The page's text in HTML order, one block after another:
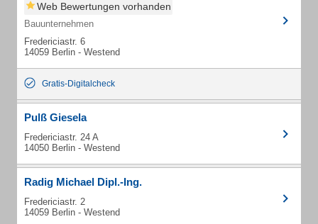
Web Bewertungen vorhanden
Bauunternehmen
Fredericiastr. 6
14059 Berlin - Westend
Gratis-Digitalcheck
Pulß Giesela
Fredericiastr. 24 A
14050 Berlin - Westend
Radig Michael Dipl.-Ing.
Fredericiastr. 2
14059 Berlin - Westend